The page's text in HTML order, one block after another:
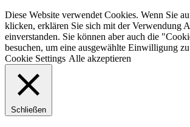
Diese Website verwendet Cookies. Wenn Sie
klicken, erklären Sie sich mit der Verwendung
einverstanden. Sie können aber auch die
besuchen, um eine ausgewählte Einwilligung
Cookie Settings Alle akzeptieren
Schließen